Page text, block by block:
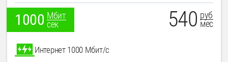
1000 Мбит
сек
540 руб
мес
Интернет 1000 Мбит/с